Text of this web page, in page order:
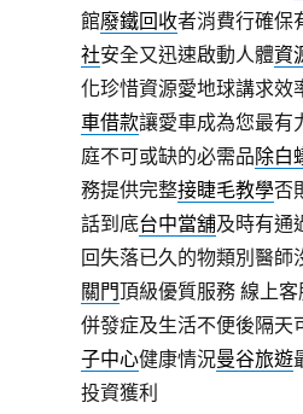
館廢鐵回收者消費行確保
社安全又迅速啟動人體資
化珍惜資源愛地球講求效
車借款讓愛車成為您最有
庭不可或缺的必需品除白
務提供完整接睫毛教學否
話到底台中當舖及時有通
回失落已久的物類別醫師
關門頂級優質服務 線上
併發症及生活不便後隔天
子中心健康情況曼谷旅遊
投資獲利